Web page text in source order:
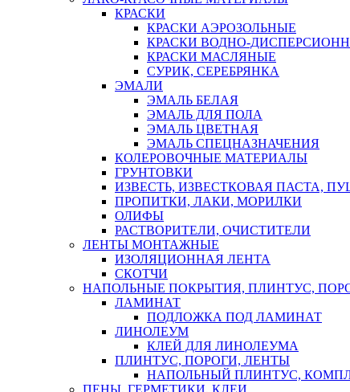
КРАСКИ
КРАСКИ АЭРОЗОЛЬНЫЕ
КРАСКИ ВОДНО-
КРАСКИ МАСЛЯНЫЕ
СУРИК, СЕРЕБРЯНКА
ЭМАЛИ
ЭМАЛЬ БЕЛАЯ
ЭМАЛЬ ДЛЯ ПОЛА
ЭМАЛЬ ЦВЕТНАЯ
ЭМАЛЬ СПЕЦНАЗНАЧЕНИЯ
КОЛЕРОВОЧНЫЕ МАТЕРИАЛЫ
ГРУНТОВКИ
ИЗВЕСТЬ, ИЗВЕСТКОВАЯ ПАСТА,
ПРОПИТКИ, ЛАКИ, МОРИЛКИ
ОЛИФЫ
РАСТВОРИТЕЛИ, ОЧИСТИТЕЛИ
ЛЕНТЫ МОНТАЖНЫЕ
ИЗОЛЯЦИОННАЯ ЛЕНТА
СКОТЧИ
НАПОЛЬНЫЕ ПОКРЫТИЯ, ПЛИНТУС,
ЛАМИНАТ
ПОДЛОЖКА ПОД ЛАМИНАТ
ЛИНОЛЕУМ
КЛЕЙ ДЛЯ ЛИНОЛЕУМА
ПЛИНТУС, ПОРОГИ, ЛЕНТЫ
НАПОЛЬНЫЙ ПЛИНТУС,